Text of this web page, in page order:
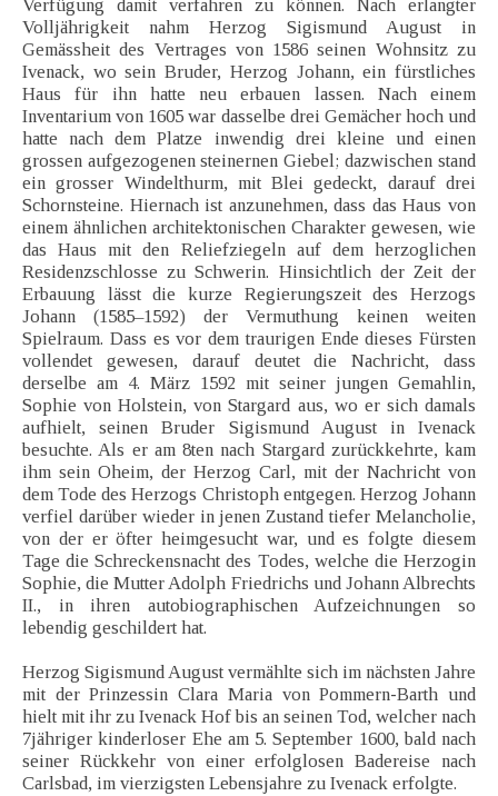
Verfügung damit verfahren zu können. Nach erlangter
Volljährigkeit nahm Herzog Sigismund August in
Gemässheit des Vertrages von 1586 seinen Wohnsitz zu
Ivenack, wo sein Bruder, Herzog Johann, ein fürstliches
Haus für ihn hatte neu erbauen lassen. Nach einem
Inventarium von 1605 war dasselbe drei Gemächer hoch und
hatte nach dem Platze inwendig drei kleine und einen
grossen aufgezogenen steinernen Giebel; dazwischen stand
ein grosser Windelthurm, mit Blei gedeckt, darauf drei
Schornsteine. Hiernach ist anzunehmen, dass das Haus von
einem ähnlichen architektonischen Charakter gewesen, wie
das Haus mit den Reliefziegeln auf dem herzoglichen
Residenzschlosse zu Schwerin. Hinsichtlich der Zeit der
Erbauung lässt die kurze Regierungszeit des Herzogs
Johann (1585–1592) der Vermuthung keinen weiten
Spielraum. Dass es vor dem traurigen Ende dieses Fürsten
vollendet gewesen, darauf deutet die Nachricht, dass
derselbe am 4. März 1592 mit seiner jungen Gemahlin,
Sophie von Holstein, von Stargard aus, wo er sich damals
aufhielt, seinen Bruder Sigismund August in Ivenack
besuchte. Als er am 8ten nach Stargard zurückkehrte, kam
ihm sein Oheim, der Herzog Carl, mit der Nachricht von
dem Tode des Herzogs Christoph entgegen. Herzog Johann
verfiel darüber wieder in jenen Zustand tiefer Melancholie,
von der er öfter heimgesucht war, und es folgte diesem
Tage die Schreckensnacht des Todes, welche die Herzogin
Sophie, die Mutter Adolph Friedrichs und Johann Albrechts
II., in ihren autobiographischen Aufzeichnungen so
lebendig geschildert hat.
Herzog Sigismund August vermählte sich im nächsten Jahre
mit der Prinzessin Clara Maria von Pommern-Barth und
hielt mit ihr zu Ivenack Hof bis an seinen Tod, welcher nach
7jähriger kinderloser Ehe am 5. September 1600, bald nach
seiner Rückkehr von einer erfolglosen Badereise nach
Carlsbad, im vierzigsten Lebensjahre zu Ivenack erfolgte.